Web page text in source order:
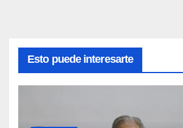
Esto puede interesarte